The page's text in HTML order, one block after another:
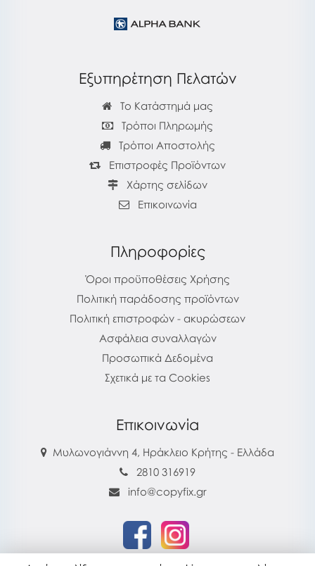
Εξυπηρέτηση Πελατών
Το Κατάστημά μας
Τρόποι Πληρωμής
Τρόποι Αποστολής
Επιστροφές Προϊόντων
Χάρτης σελίδων
Επικοινωνία
Πληροφορίες
Όροι προϋποθέσεις Χρήσης
Πολιτική παράδοσης προϊόντων
Πολιτική επιστροφών - ακυρώσεων
Ασφάλεια συναλλαγών
Προσωπικά Δεδομένα
Σχετικά με τα Cookies
Επικοινωνία
Μυλωνογιάννη 4, Ηράκλειο Κρήτης - Ελλάδα
2810 316919
info@copyfix.gr